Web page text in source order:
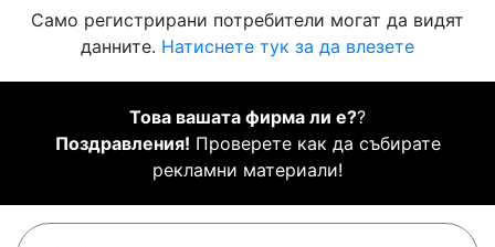
Само регистрирани потребители могат да видят
данните. Натиснете тук за да влезете
Това вашата фирма ли е??
Поздравления! Проверете как да събирате
рекламни материали!